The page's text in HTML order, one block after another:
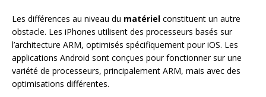
Les différences au niveau du matériel constituent un autre
obstacle. Les iPhones utilisent des processeurs basés sur
l’architecture ARM, optimisés spécifiquement pour iOS. Les
applications Android sont conçues pour fonctionner sur une
variété de processeurs, principalement ARM, mais avec des
optimisations différentes.